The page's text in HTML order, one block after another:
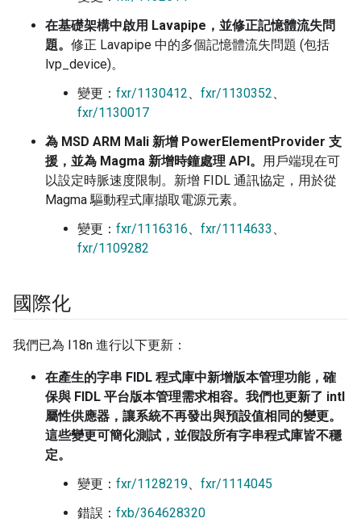
在基礎架構中啟用 Lavapipe，並修正記憶體流失問
題。 修正 Lavapipe 中的多個記憶體流失問題 (包括
lvp_device)。
變更： fxr/1130412、 fxr/1130352、
fxr/1130017
為 MSD ARM Mali 新增 PowerElementProvider 支
援，並為 Magma 新增時鐘處理 API。 用戶端現在可
以設定時脈速度限制。新增 FIDL 通訊協定，用於從
Magma 驅動程式庫擷取電源元素。
變更： fxr/1116316、 fxr/1114633 、
fxr/1109282
國際化
我們已為 I18n 進行以下更新：
在產生的字串 FIDL 程式庫中新增版本管理功能，確
保與 FIDL 平台版本管理需求相容。我們也更新了 intl
屬性供應器，讓系統不再發出與預設值相同的變更。
這些變更可簡化測試，並假設所有字串程式庫皆不穩
定。
變更： fxr/1128219、 fxr/1114045
錯誤： fxb/364628320